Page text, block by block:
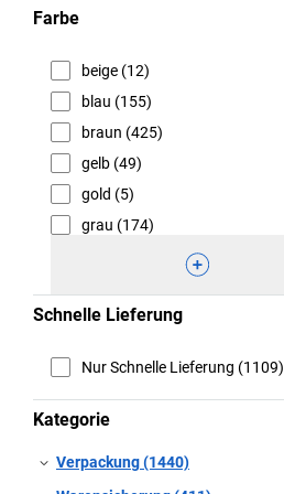
Farbe
beige (12)
blau (155)
braun (425)
gelb (49)
gold (5)
grau (174)
Schnelle Lieferung
Nur Schnelle Lieferung (1109)
Kategorie
Verpackung (1440)